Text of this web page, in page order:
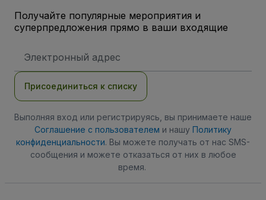
Получайте популярные мероприятия и
суперпредложения прямо в ваши входящие
электронной
Присоединиться к списку
Выполняя вход или регистрируясь, вы принимаете наше
Соглашение с пользователем и нашу Политику
конфиденциальности. Вы можете получать от нас SMS-
сообщения и можете отказаться от них в любое
время.